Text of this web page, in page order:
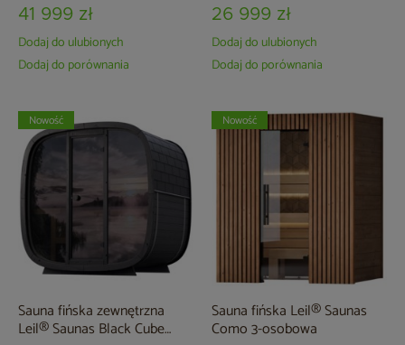
41 999 zł
Dodaj do ulubionych
Dodaj do porównania
26 999 zł
Dodaj do ulubionych
Dodaj do porównania
Sauna fińska zewnętrzna
Leil® Saunas Black Cube
Nowość
Sauna fińska Leil® Saunas
Como 3-osobowa
Nowość